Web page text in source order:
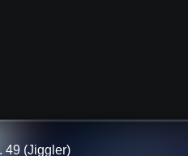
49 (Jiggler)